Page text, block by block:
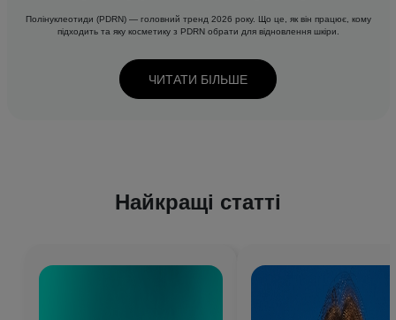
Полінуклеотиди (PDRN) — головний тренд 2026 року. Що це, як він працює, кому
підходить та яку косметику з PDRN обрати для відновлення шкіри.
ЧИТАТИ БІЛЬШЕ
Найкращі статті